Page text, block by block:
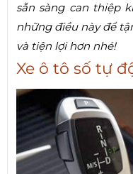
sẵn sàng can thiệp
những điều này để
và tiện lợi hơn nhé!
Xe ô tô số tự